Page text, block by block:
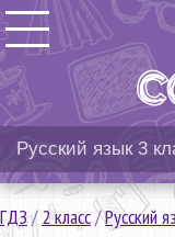
ГДЗ/2 класс/Русский